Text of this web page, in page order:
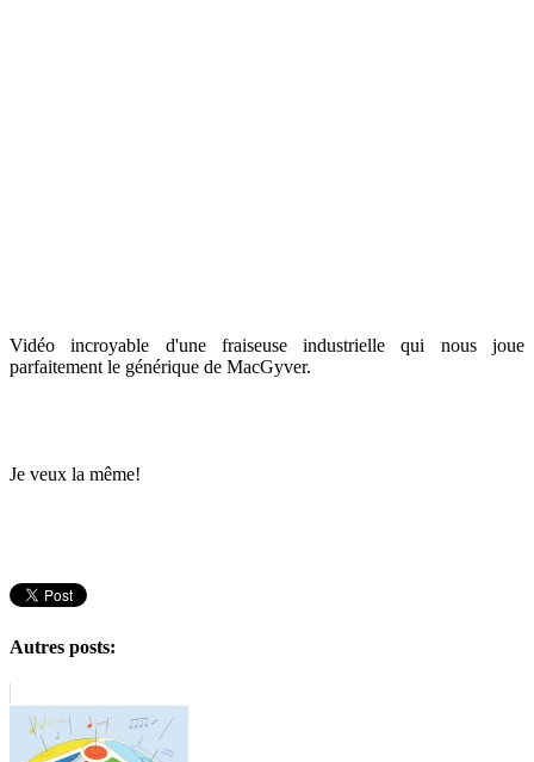
Vidéo incroyable d'une fraiseuse industrielle qui nous joue
parfaitement le générique de MacGyver.
Je veux la même!
Autres posts: